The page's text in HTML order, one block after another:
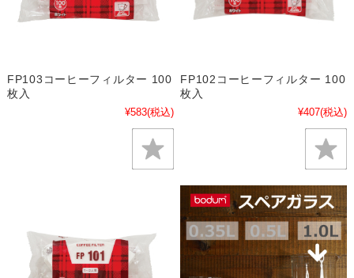
FP103コーヒーフィルター 100
枚入
¥583(税込)
FP102コーヒーフィルター 100
枚入
¥407(税込)